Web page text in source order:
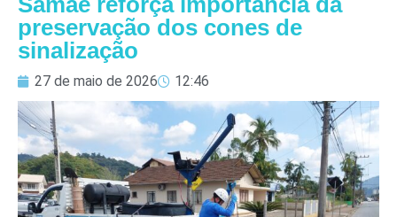
preservação dos cones de
sinalização
27 de maio de 2026 12:46